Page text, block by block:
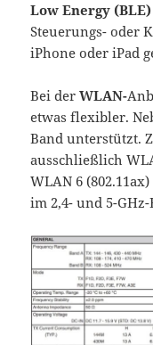
Low Energy (BLE)
Steuerungs- oder
iPhone oder iPad
Bei derWLAN-
etwas flexibler.
Band unterstützt.
ausschließlich
WLAN 6
im 2,4- und 5-